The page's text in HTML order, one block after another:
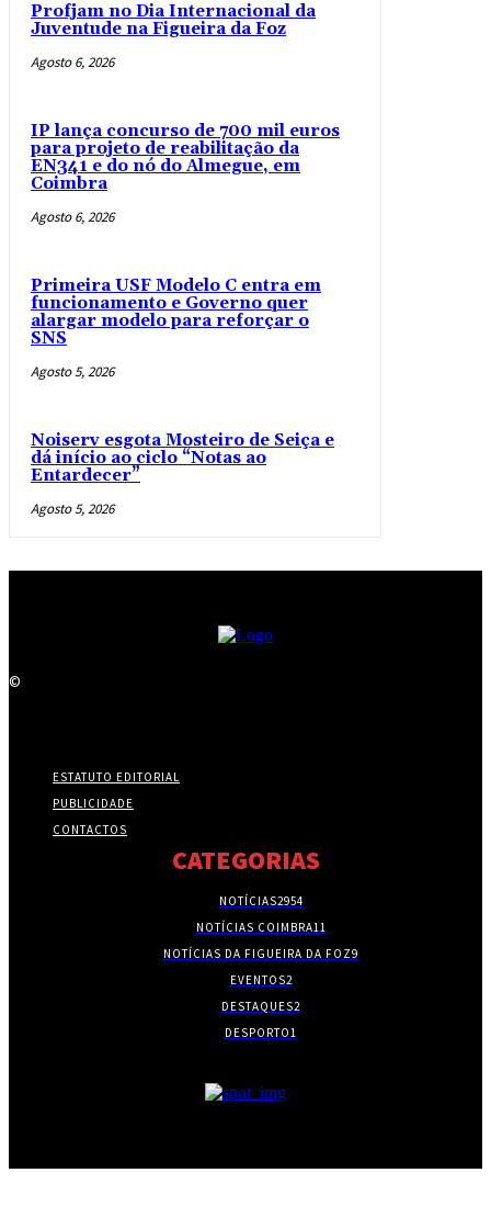
Profjam no Dia Internacional da
Juventude na Figueira da Foz
Agosto 6, 2026
IP lança concurso de 700 mil euros
para projeto de reabilitação da
EN341 e do nó do Almegue, em
Coimbra
Agosto 6, 2026
Primeira USF Modelo C entra em
funcionamento e Governo quer
alargar modelo para reforçar o
SNS
Agosto 5, 2026
Noiserv esgota Mosteiro de Seiça e
dá início ao ciclo “Notas ao
Entardecer”
Agosto 5, 2026
©
ESTATUTO EDITORIAL
PUBLICIDADE
CONTACTOS
CATEGORIAS
NOTÍCIAS2954
NOTÍCIAS COIMBRA11
NOTÍCIAS DA FIGUEIRA DA FOZ9
EVENTOS2
DESTAQUES2
DESPORTO1